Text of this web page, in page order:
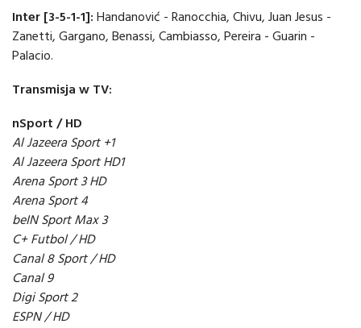
Inter [3-5-1-1]: Handanović - Ranocchia, Chivu, Juan Jesus -
Zanetti, Gargano, Benassi, Cambiasso, Pereira - Guarin -
Palacio.
Transmisja w TV:
nSport / HD
Al Jazeera Sport +1
Al Jazeera Sport HD1
Arena Sport 3 HD
Arena Sport 4
beIN Sport Max 3
C+ Futbol / HD
Canal 8 Sport / HD
Canal 9
Digi Sport 2
ESPN / HD